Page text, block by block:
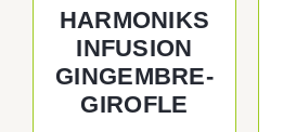
HARMONIKS
INFUSION
GINGEMBRE-
GIROFLE